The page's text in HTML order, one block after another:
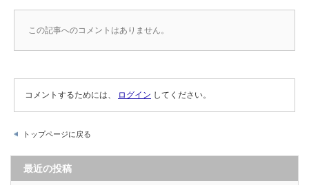
この記事へのコメントはありません。
コメントするためには、 ログイン してください。
トップページに戻る
最近の投稿